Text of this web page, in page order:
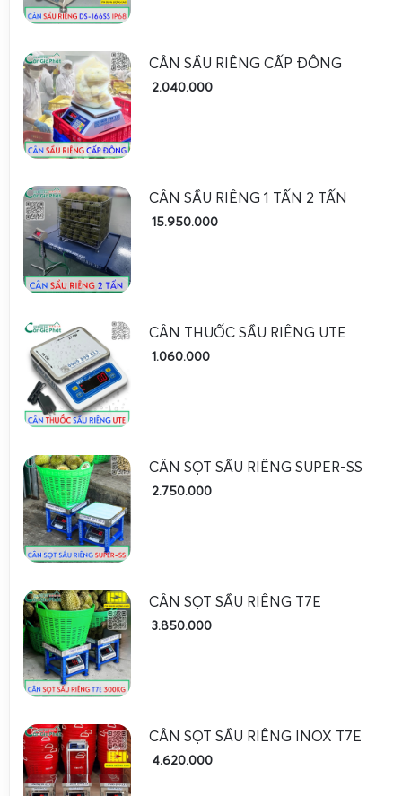
băng tải. Độ chia từ 20g đến 50g, phù hợp cho việc kiểm
mềm quản lý, cân 300kg còn có thể truyền dữ liệu về máy
trợ truy xuất nguồn gốc lô sầu riêng cấp đông.
Ứng dụng chuyên sâu cho từng dạng sầu riêng cấp
Mỗi dạng sản phẩm sầu riêng cấp đông đòi hỏi cấu hình
điện tử cân sầu riêng múi đông lạnh
, yêu cầu quan trọng
tốc độ ổn định nhanh để không làm chậm dây chuyền
được đặt trong phòng lạnh, nơi nhiệt độ dao động từ 0
Do đó, bo mạch và loadcell phải được bảo vệ tốt,
sương gây chập mạch. Mặt bàn cân nên có gờ hoặc
Vớicân điện tử chống nước cân sầu riêng kem cấp đông
còn khắc nghiệt hơn do sản phẩm có độ béo cao, dễ
phải rửa bằng nước nóng và hóa chất tẩy rửa. Cân cần
nhẵn, ít khe hở, dễ vệ sinh, không giữ lại cặn kem, không
nhập vào bên trong. Nhiều cơ sở sản xuất sầu riêng kem
cân có chức năng cộng dồn, trừ bì, đếm số lần cân để
từng ca làm việc.
Đối vớicân điện tử chống nước cân sầu riêng đông lạnh
va đập cơ học từ trái sầu riêng có gai, từ xe kéo, rổ nhựa.
chắn, chân cân có thể điều chỉnh độ cao, chống trượt
còn yêu cầu cân có pin sạc dung lượng lớn để sử dụng
xe tải hoặc khu vực chưa có điện ổn định. Tất cả những
Cân Điện Tử Gia Phát nghiên cứu kỹ lưỡng khi tư vấn giải
hàng.
Cân Điện Tử Gia Phát– Top 1 về cân điện tử cân
CÂN SẦU RIÊNG CẤP ĐÔNG
2.040.000
CÂN SẦU RIÊNG 1 TẤN 2 TẤN
15.950.000
CÂN THUỐC SẦU RIÊNG UTE
1.060.000
CÂN SỌT SẦU RIÊNG SUPER-SS
2.750.000
CÂN SỌT SẦU RIÊNG T7E
3.850.000
CÂN SỌT SẦU RIÊNG INOX T7E
4.620.000